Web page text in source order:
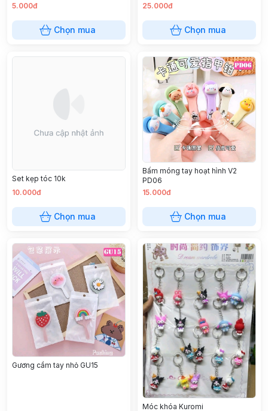
5.000đ
Chọn mua
25.000đ
Chọn mua
Set kẹp tóc 10k
10.000đ
Chọn mua
Bấm móng tay hoạt hình V2
PD06
15.000đ
Chọn mua
Gương cầm tay nhỏ GU15
Móc khóa Kuromi